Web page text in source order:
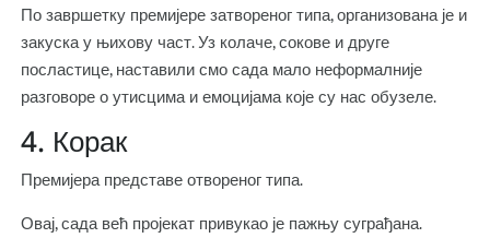
По завршетку премијере затвореног типа, организована је и
закуска у њихову част. Уз колаче, сокове и друге
посластице, наставили смо сада мало неформалније
разговоре о утисцима и емоцијама које су нас обузеле.
4. Корак
Премијера представе отвореног типа.
Овај, сада већ пројекат привукао је пажњу суграђана.